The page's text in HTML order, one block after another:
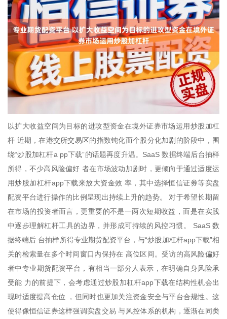
以扩大收益空间为目标的进攻型资金在境外证券市场运用炒股加杠
杆 近期，在港交所交易区的指数钝化而个股分化加剧的阶段中，围
绕“炒股加杠杆a pp下载”的话题再度升温。SaaS 数据终端后台抽样
所得，不少高风险偏好 者在市场波动加剧时，更倾向于通过适度运
用炒股加杠杆app下载来放大资金效 率，其中选择恒信证券等实盘
配资平台进行操作的比例呈现出持续上升的趋势。 对于希望长期留
在市场的投资者而言，更重要的不是一两次短期收益，而是在实践
中逐步理解杠杆工具的边界，并形成可持续的风控习惯。 SaaS 数
据终端后 台抽样所得专业期货配资平台，与“炒股加杠杆app下载”相
关的检索量在多个时间窗口内保持在 高位区间。受访的高风险偏好
者中专业期货配资平台，有相当一部分人表示，在明确自身风险承
受能 力的前提下，会考虑通过炒股加杠杆app下载在结构性机会出
现时适度提高仓位 ，但同时也更加关注资金安全与平台合规性。这
使得像恒信证券这样强调实盘交易 与风控体系的机构，逐渐在同类